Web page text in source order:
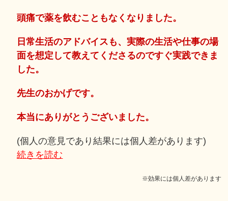
頭痛で薬を飲むこともなくなりました。
日常生活のアドバイスも、実際の生活や仕事の場
面を想定して教えてくださるのですぐ実践できま
した。
先生のおかげです。
本当にありがとうございました。
(個人の意見であり結果には個人差があります)
続きを読む
※効果には個人差があります